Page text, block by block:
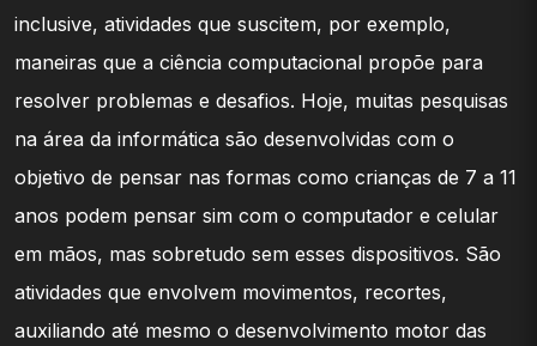
inclusive, atividades que suscitem, por exemplo,
maneiras que a ciência computacional propõe para
resolver problemas e desafios. Hoje, muitas pesquisas
na área da informática são desenvolvidas com o
objetivo de pensar nas formas como crianças de 7 a 11
anos podem pensar sim com o computador e celular
em mãos, mas sobretudo sem esses dispositivos. São
atividades que envolvem movimentos, recortes,
auxiliando até mesmo o desenvolvimento motor das